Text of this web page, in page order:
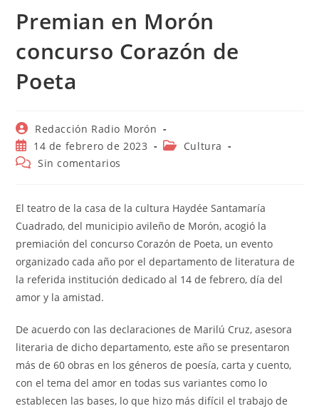
Premian en Morón
concurso Corazón de
Poeta
Autor
de
la
entrada:
Redacción Radio Morón
Publicación
de
14 de febrero de 2023
Categoría
Cultura
Comentarios
entrada:
Sin comentarios
El teatro de la casa de la cultura Haydée Santamaría
Cuadrado, del municipio avileño de Morón, acogió la
premiación del concurso Corazón de Poeta, un evento
organizado cada año por el departamento de literatura de
la referida institución dedicado al 14 de febrero, día del
amor y la amistad.
De acuerdo con las declaraciones de Marilú Cruz, asesora
literaria de dicho departamento, este año se presentaron
más de 60 obras en los géneros de poesía, carta y cuento,
con el tema del amor en todas sus variantes como lo
establecen las bases, lo que hizo más difícil el trabajo de